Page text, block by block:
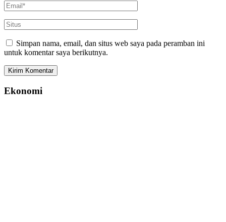
Simpan nama, email, dan situs web saya pada peramban ini
untuk komentar saya berikutnya.
Ekonomi